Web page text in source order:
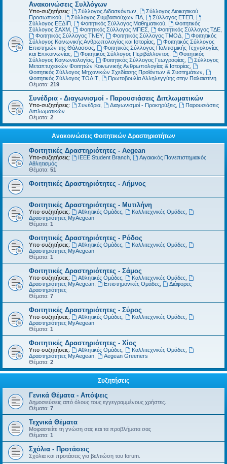
Ανακοινώσεις Συλλόγων
Υπο-συζητήσεις: Σύλλογος Διδασκόντων
Σύλλογος Διοικητικού
Προσωπικού
Σύλλογος Συμβασιούχων ΠΑ, Σύλλογος ΕΤΕΠ
Σύλλογος ΕΕΔΙΠ
Φοιτητικός Σύλλογος Μαθηματικού,
Φοιτητικός
Σύλλογος ΣΑΧΜ
Φοιτητικός Σύλλογος ΜΠΕΣ Φοιτητικός Σύλλογος ΤΔΕ,
Φοιτητικός Σύλλογος ΤΝΕΥ, Φοιτητικός Σύλλογος ΤΜΟΔ,
Φοιτητικός
Σύλλογος Κοινωνικής Ανθρωπολογίας και Ιστορίας
Φοιτητικός Σύλλογος
Επιστημών της Θάλασσας
Φοιτητικός Σύλλογος Πολιτισμικής Τεχνολογίας
και Επικοινωνίας
Φοιτητικός Σύλλογος Περιβάλλοντος,
Φοιτητικός
Σύλλογος Κοινωνιολογίας
Φοιτητικός Σύλλογος Γεωγραφίας,
Σύλλογος
Μεταπτυχιακών Φοιτητών Κοινωνικής Ανθρωπολογίας & Ιστορίας
Φοιτητικός Σύλλογος Μηχανικών Σχεδίασης Προϊόντων & Συστημάτων
Φοιτητικός Σύλλογος ΤΟΔΙΤ
Πρωτοβουλία Αλληλεγγύης στην Παλαιστίνη
Θέματα: 219
Συνέδρια - Διαγωνισμοί - Παρουσιάσεις Διπλωματικών
Υπο-συζητήσεις: Συνέδρια, Διαγωνισμοί - Προκηρύξεις,
Παρουσιάσεις
Διπλωματικών
Θέματα: 2
Ανακοινώσεις Φοιτητικών Δραστηριοτήτων
Φοιτητικές Δραστηριότητες - Aegean
Υπο-συζητήσεις: IEEE Student Branch,
Αιγαιακός Πανεπιστημιακός
Αθλητισμός
Θέματα: 51
Φοιτητικές Δραστηριότητες - Λήμνος
Φοιτητικές Δραστηριότητες - Μυτιλήνη
Υπο-συζητήσεις: Αθλητικές Ομάδες, Καλλιτεχνικές Ομάδες,
Δραστηριότητες MyAegean
Θέματα: 1
Φοιτητικές Δραστηριότητες - Ρόδος
Υπο-συζητήσεις: Αθλητικές Ομάδες, Καλλιτεχνικές Ομάδες,
Δραστηριότητες MyAegean
Θέματα: 1
Φοιτητικές Δραστηριότητες - Σάμος
Υπο-συζητήσεις: Αθλητικές Ομάδες, Καλλιτεχνικές Ομάδες,
Δραστηριότητες MyAegean
Επιστημονικές Ομάδες,
Διάφορες
Δραστηριότητες
Θέματα: 7
Φοιτητικές Δραστηριότητες - Σύρος
Υπο-συζητήσεις: Αθλητικές Ομάδες, Καλλιτεχνικές Ομάδες,
Δραστηριότητες MyAegean
Θέματα: 1
Φοιτητικές Δραστηριότητες - Χίος
Υπο-συζητήσεις: Αθλητικές Ομάδες, Καλλιτεχνικές Ομάδες,
Δραστηριότητες MyAegean
Aegean Greeners
Θέματα: 2
Συζητήσεις
Γενικά Θέματα - Απόψεις
Δημοσιεύσεις από όλους τους εγγεγραμμένους χρήστες.
Θέματα: 7
Τεχνικά Θέματα
Μοιραστείτε τη γνώση σας και τα προβλήματα σας
Θέματα: 1
Σχόλια - Προτάσεις
Σχόλια και προτάσεις για βελτιώση του forum.